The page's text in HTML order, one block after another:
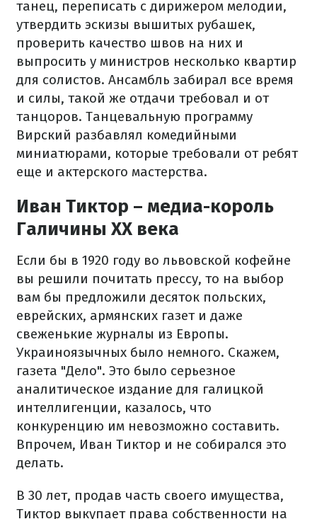
танец, переписать с дирижером мелодии,
утвердить эскизы вышитых рубашек,
проверить качество швов на них и
выпросить у министров несколько квартир
для солистов. Ансамбль забирал все время
и силы, такой же отдачи требовал и от
танцоров. Танцевальную программу
Вирский разбавлял комедийными
миниатюрами, которые требовали от ребят
еще и актерского мастерства.
Иван Тиктор – медиа-король
Галичины ХХ века
Если бы в 1920 году во львовской кофейне
вы решили почитать прессу, то на выбор
вам бы предложили десяток польских,
еврейских, армянских газет и даже
свеженькие журналы из Европы.
Украиноязычных было немного. Скажем,
газета "Дело". Это было серьезное
аналитическое издание для галицкой
интеллигенции, казалось, что
конкуренцию им невозможно составить.
Впрочем, Иван Тиктор и не собирался это
делать.
В 30 лет, продав часть своего имущества,
Тиктор выкупает права собственности на